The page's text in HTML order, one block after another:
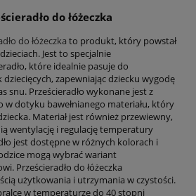
do łóżeczka
do łóżeczka to produkt, który powstał
Jest to specjalnie
które idealnie pasuje do
dziecięcych, zapewniając dziecku wygodę
snu. Prześcieradło wykonane jest z
w dotyku bawełnianego materiału, który
Materiał jest również przewiewny,
wentylację i regulację temperatury
jest dostępne w różnych kolorach i
mogą wybrać wariant
Prześcieradło do łóżeczka
użytkowania i utrzymania w czystości.
w temperaturze do 40 stopni